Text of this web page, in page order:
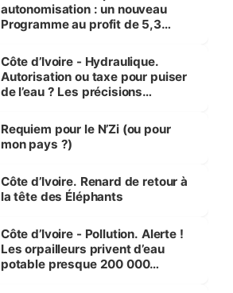
autonomisation : un nouveau
Programme au profit de 5,3
Côte d’Ivoire - Hydraulique.
Autorisation ou taxe pour puiser
de l’eau ? Les précisions
Requiem pour le N’Zi (ou pour
mon pays ?)
Côte d’Ivoire. Renard de retour à
la tête des Éléphants
Côte d’Ivoire - Pollution. Alerte !
Les orpailleurs privent d’eau
potable presque 200 000